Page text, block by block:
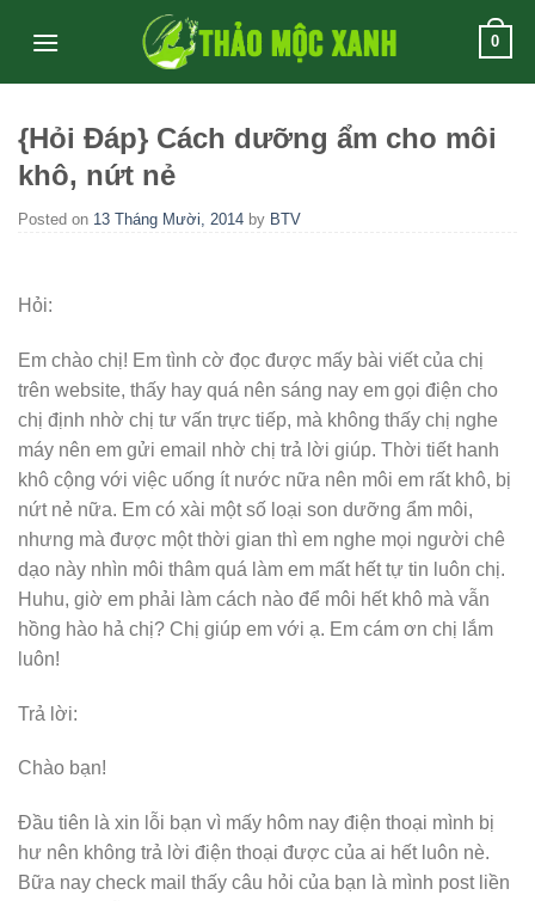
0
{Hỏi Đáp} Cách dưỡng ẩm cho môi
khô, nứt nẻ
Posted on 13 Tháng Mười, 2014 by BTV
Hỏi:
Em chào chị! Em tình cờ đọc được mấy bài viết của chị
trên website, thấy hay quá nên sáng nay em gọi điện cho
chị định nhờ chị tư vấn trực tiếp, mà không thấy chị nghe
máy nên em gửi email nhờ chị trả lời giúp. Thời tiết hanh
khô cộng với việc uống ít nước nữa nên môi em rất khô, bị
nứt nẻ nữa. Em có xài một số loại son dưỡng ẩm môi,
nhưng mà được một thời gian thì em nghe mọi người chê
dạo này nhìn môi thâm quá làm em mất hết tự tin luôn chị.
Huhu, giờ em phải làm cách nào để môi hết khô mà vẫn
hồng hào hả chị? Chị giúp em với ạ. Em cám ơn chị lắm
luôn!
Trả lời:
Chào bạn!
Đầu tiên là xin lỗi bạn vì mấy hôm nay điện thoại mình bị
hư nên không trả lời điện thoại được của ai hết luôn nè.
Bữa nay check mail thấy câu hỏi của bạn là mình post liền